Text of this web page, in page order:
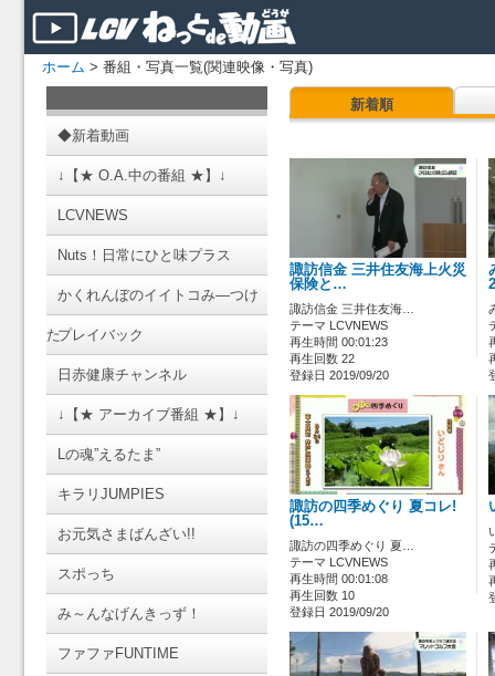
ホーム > 番組・写真一覧(関連映像・写真)
◆新着動画
↓【★ O.A.中の番組 ★】↓
LCVNEWS
Nuts！日常にひと味プラス
かくれんぼのイイトコみ―つけ
たプレイバック
日赤健康チャンネル
↓【★ アーカイブ番組 ★】↓
Lの魂”えるたま”
キラリJUMPIES
お元気さまばんざい!!
スポっち
み～んなげんきっず！
ファファFUNTIME
新着順
諏訪信金 三井住友海上火災
保険と…
諏訪信金 三井住友海…
テーマ LCVNEWS
再生時間 00:01:23
再生回数 22
登録日 2019/09/20
諏訪の四季めぐり 夏コレ!
(15…
諏訪の四季めぐり 夏…
テーマ LCVNEWS
再生時間 00:01:08
再生回数 10
登録日 2019/09/20